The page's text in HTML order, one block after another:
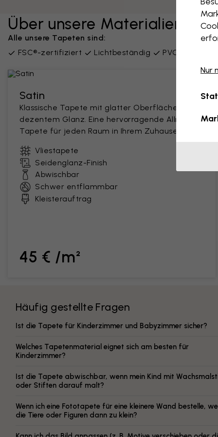
Über unsere Materialien
Alle unsere Tapeten sind:
FSC®-zertifiziert
Lichtbeständig PVC-frei
Satin
Klassische Tapete mit glatter Oberfläche und
dezentem Glanz. Eine hervorragende Allround-
Tapete für jeden Raum in Ihrem Zuhause.
Vliestapete
Seidenglanz-Finish
Abwischbar
Schwer entflammbar
Kleisterauftrag
45 € /m²
Häufig gestellte Fragen
Ist die Tapete für Kinderzimmer und Babyzimmer sicher?
Welches Tapetenmaterial eignet sich am besten für
Kinderzimmer?
Ist die Tapete abwischbar, wenn mein Kind mit
oder Stiften darauf malt?
Wenn ich eine Fototapete für eine kleinere Wand bestelle,
die Tiere oder Figuren dann zu klein?
Nur